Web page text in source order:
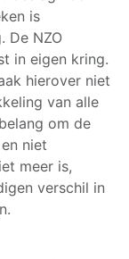
is
De NZO
in eigen kring.
hierover niet
van alle
om de
niet
meer is,
verschil in